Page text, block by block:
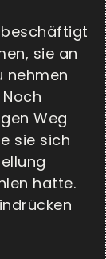
sie an
nehmen
Weg
sie sich
hatte.